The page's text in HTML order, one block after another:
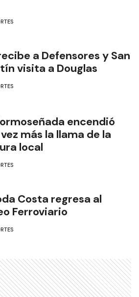
a Defensores y San
visita a Douglas
encendió
más la llama de la
local
Costa regresa al
Ferroviario